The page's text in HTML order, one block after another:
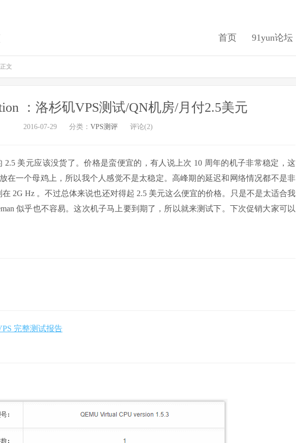
首页 91yun论坛
正文
：洛杉矶VPS测试/QN机房/月付2.5美元
2016-07-29 分类： VPS测评 评论(2)
2.5 美元应该没货了。价格是蛮便宜的，有人说上次 10 周年的机子非常稳定，这
在一个母鸡上，所以我个人感觉不是太稳定。高峰期的延迟和网络情况都不是非
2G Hz 。不过总体来说也还对得起 2.5 美元这么便宜的价格。只是不是太适合我
似乎也不容易。这次机子马上要到期了，所以就来测试下。下次促销大家可以
完整测试报告